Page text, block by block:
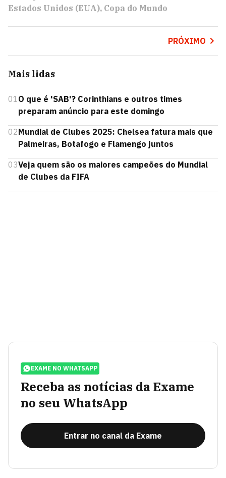
Estados Unidos (EUA) Copa do Mundo
PRÓXIMO
Mais lidas
01O que é 'SAB'? Corinthians e outros times
preparam anúncio para este domingo
02Mundial de Clubes 2025: Chelsea fatura mais que
Palmeiras, Botafogo e Flamengo juntos
03Veja quem são os maiores campeões do Mundial
de Clubes da FIFA
EXAME NO WHATSAPP
Receba as notícias da Exame
no seu WhatsApp
Entrar no canal da Exame